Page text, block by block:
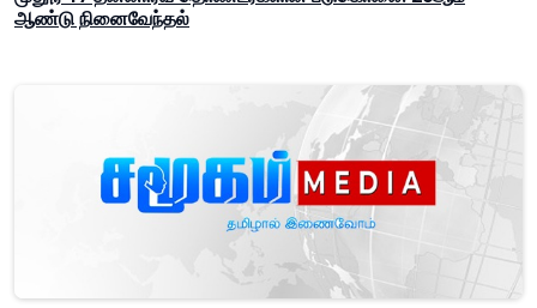
ஆண்டு நினைவேந்தல்